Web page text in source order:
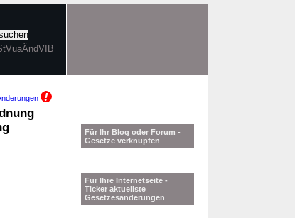
Für Ihr Blog oder Forum -
Gesetze verknüpfen
Für Ihre Internetseite -
Ticker aktuellste
Gesetzesänderungen